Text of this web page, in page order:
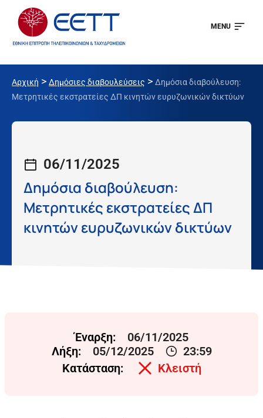
MENU
Αρχική > Δημόσιες διαβουλεύσεις > Δημόσια διαβούλευση:
Μετρητικές εκστρατείες ΔΠ κινητών ευρυζωνικών δικτύων
06/11/2025
Δημόσια διαβούλευση:
Μετρητικές εκστρατείες ΔΠ
κινητών ευρυζωνικών δικτύων
Έναρξη:
06/11/2025
Λήξη:
05/12/2025
23:59
Κατάσταση:
Κλειστή